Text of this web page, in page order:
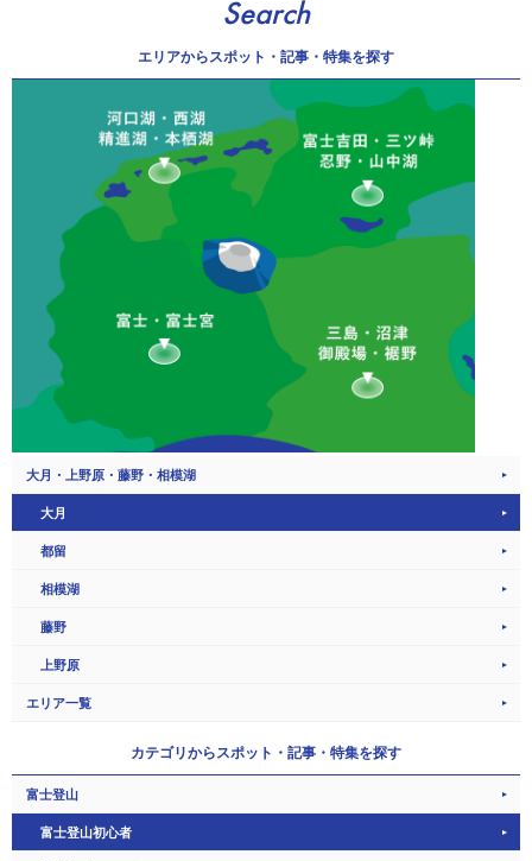
Search
エリアからスポット・記事・特集を探す
大月・上野原・藤野・相模湖
大月
都留
相模湖
藤野
上野原
エリア一覧
カテゴリからスポット・記事・特集を探す
富士登山
富士登山初心者